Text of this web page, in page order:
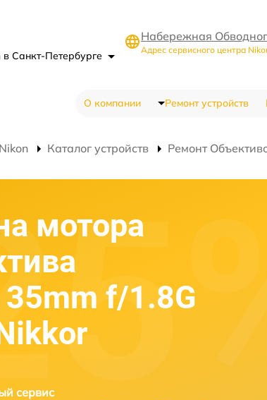
в Санкт-Петербурге
Набережная
Адрес сервисного центра
О компании Ремонт устройств
Каталог устройств Ремонт
мотора
f/1.8G
сервис